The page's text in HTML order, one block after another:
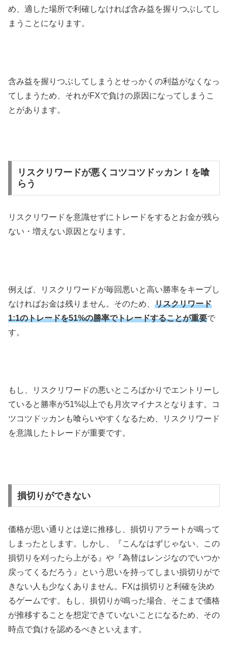
め、適した場所で利確しなければ含み益を握りつぶしてし
まうことになります。
含み益を握りつぶしてしまうとせっかくの利益がなくなっ
てしまうため、それがFXで負けの原因になってしまうこ
とがあります。
リスクリワードが悪くコツコツドッカン！を喰
らう
リスクリワードを意識せずにトレードをするとお金が残ら
ない・増えない原因となります。
例えば、リスクリワードが毎回悪いと高い勝率をキープし
なければお金は残りません。そのため、 リスクリワード
1:1のトレードを51%の勝率でトレードすることが重要で
す。
もし、リスクリワードの悪いところばかりでエントリーし
ていると勝率が51%以上でも月次マイナスとなります。コ
ツコツドッカンも喰らいやすくなるため、リスクリワード
を意識したトレードが重要です。
損切りができない
価格が思い通りとは逆に推移し、損切りアラートが鳴って
しまったとします。しかし、『こんなはずじゃない、この
損切りを刈ったら上がる』や『為替はレンジなのでいつか
戻ってくるだろう』という思いを持ってしまい損切りがで
きない人も少なくありません。
FXは損切りと利確を決め
るゲームです。もし、損切りが鳴った場合、そこまで価格
が推移することを想定できていないことになるため、その
時点で負けを認めるべきといえます。